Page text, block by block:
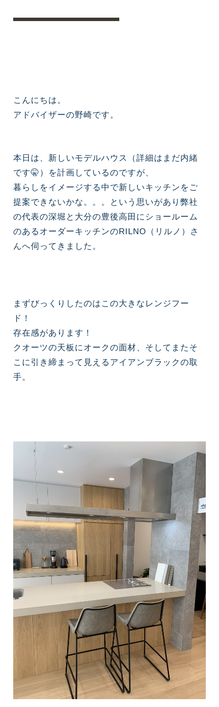
こんにちは。
アドバイザーの野崎です。
本日は、新しいモデルハウス（詳細はまだ内緒
です🤫）を計画しているのですが、
暮らしをイメージする中で新しいキッチンをご
提案できないかな。。。という 思いがあり弊社
の代表の深堀と大分の豊後高田にショールーム
のあるオーダーキッチンのRILNO（リルノ）
さ
んへ伺ってきました。
まずびっくりしたのはこの大きなレンジフー
ド！
存在感があります！
クオーツの天板にオークの面材、そしてまたそ
こに引き締まって見える アイアンブラックの取
手。